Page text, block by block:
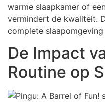
warme slaapkamer of
vermindert de kwaliteit.
complete
De Impact
Routine op